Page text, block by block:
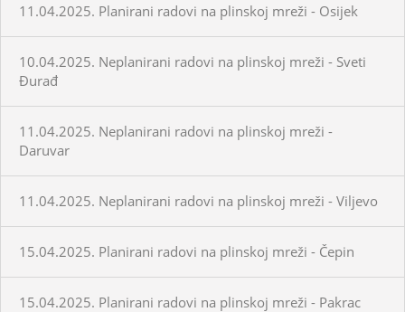
11.04.2025. Planirani radovi na plinskoj mreži - Osijek
10.04.2025. Neplanirani radovi na plinskoj mreži - Sveti
Đurađ
11.04.2025. Neplanirani radovi na plinskoj mreži -
Daruvar
11.04.2025. Neplanirani radovi na plinskoj mreži - Viljevo
15.04.2025. Planirani radovi na plinskoj mreži - Čepin
15.04.2025. Planirani radovi na plinskoj mreži - Pakrac